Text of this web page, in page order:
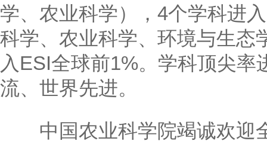
学、农业科学），4个学科进
科学、农业科学、环境与生态
入ESI全球前1%。学科顶尖
流、世界先进。
中国农业科学院竭诚欢迎